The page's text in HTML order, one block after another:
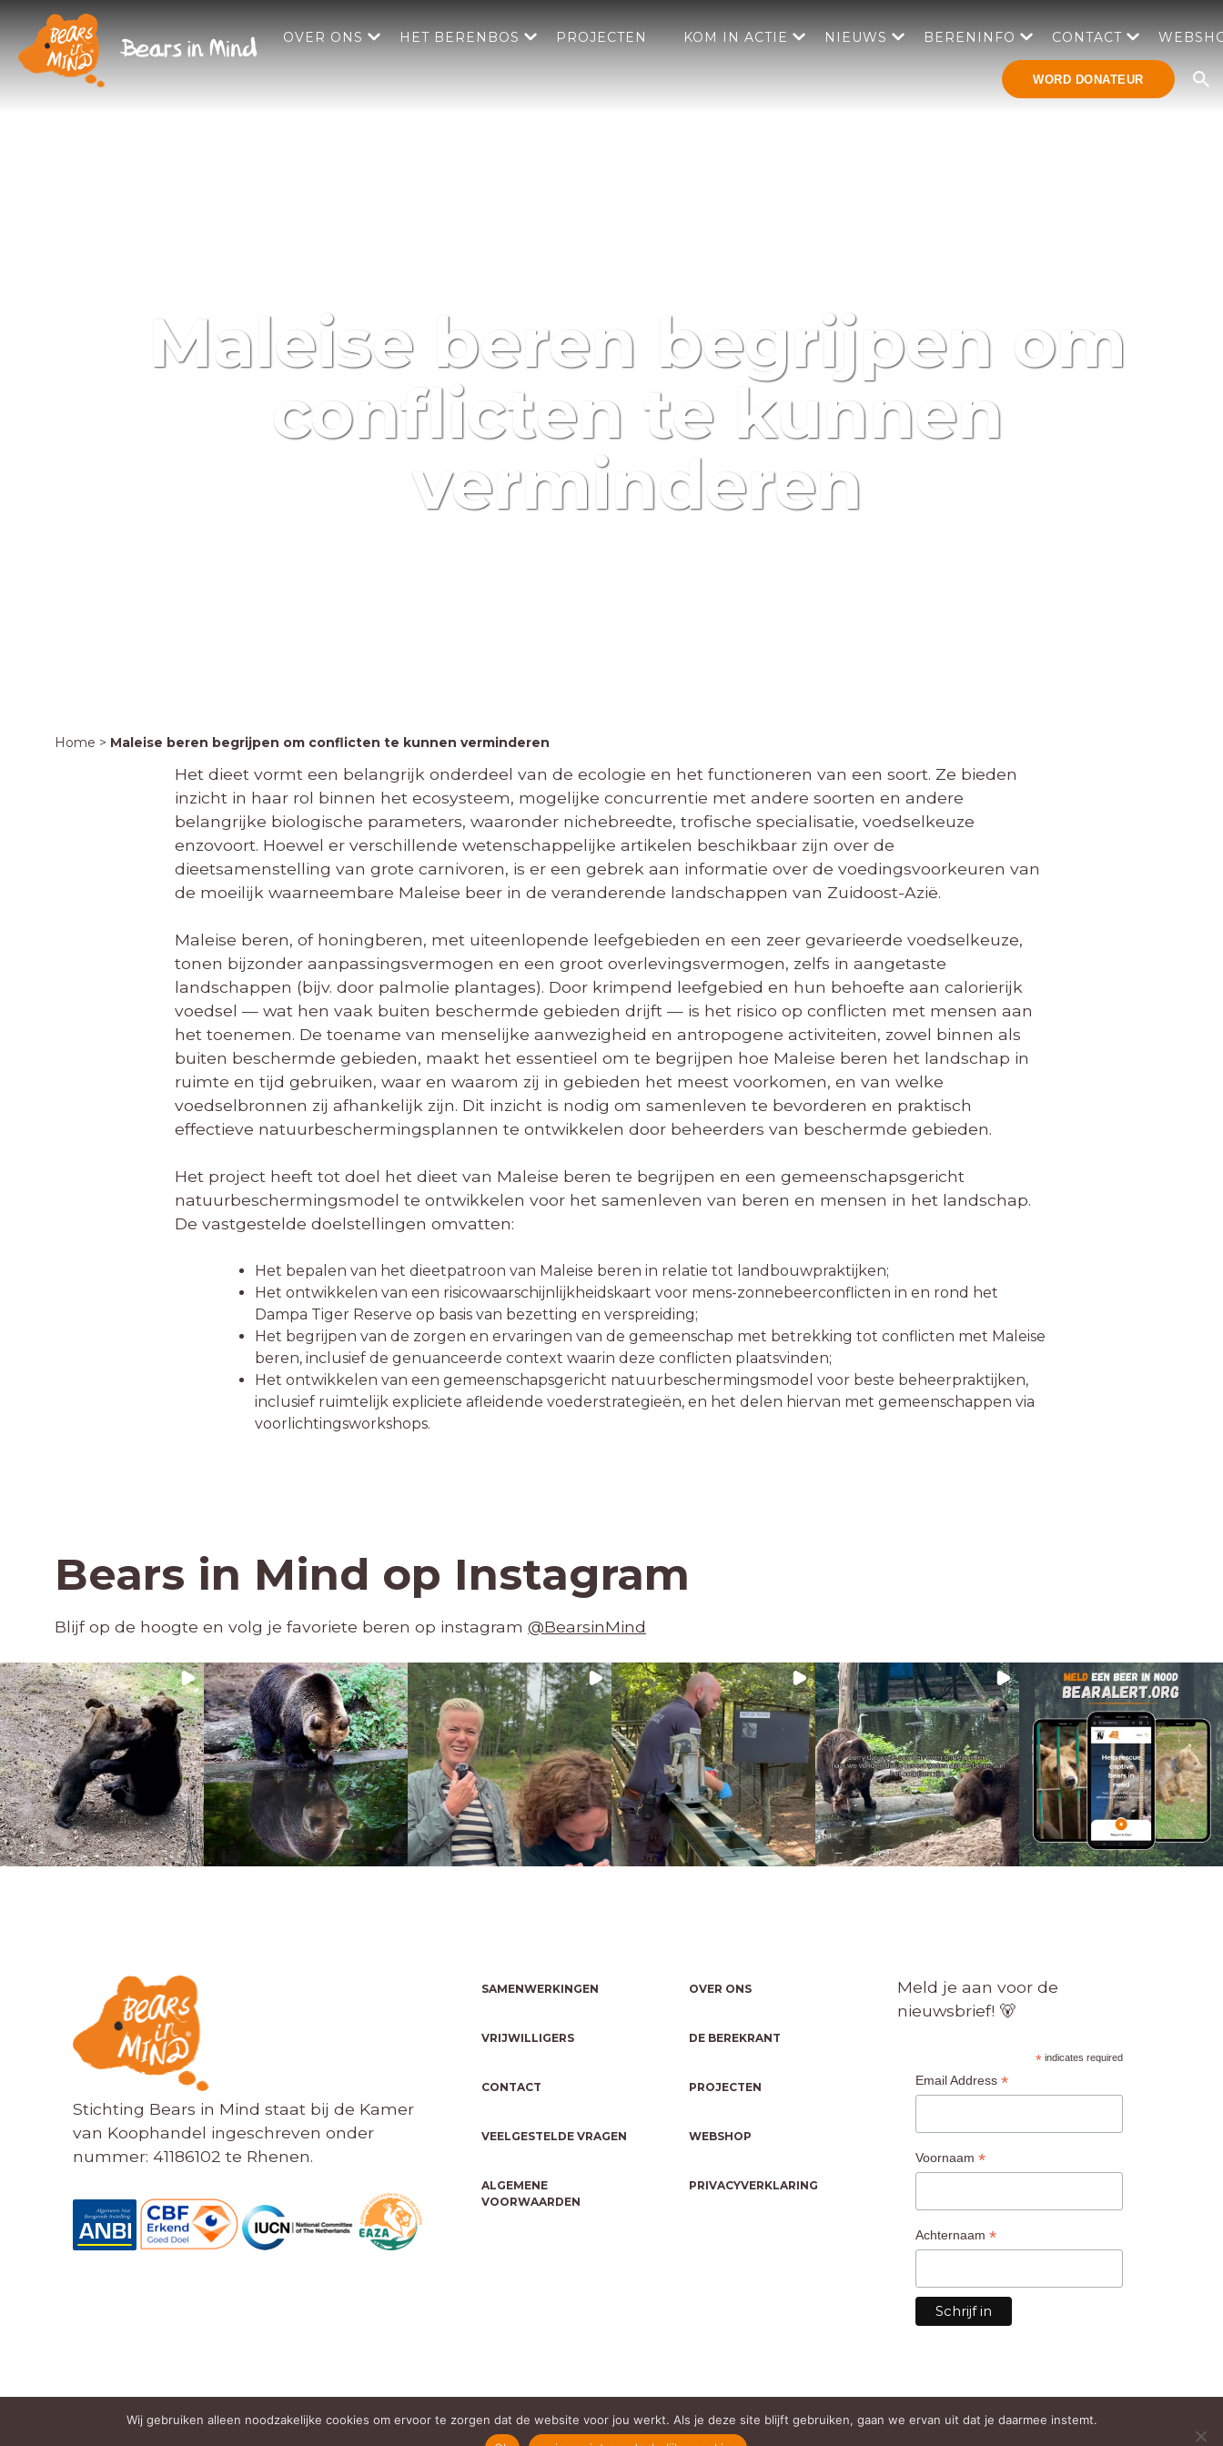
OVER ONS HET BERENBOS PROJECTEN KOM IN ACTIE NIEUWS BERENINFO CONTACT
WORD DONATEUR
Maleise beren begrijpen om
conflicten te kunnen
verminderen
Home > Maleise beren begrijpen om conflicten te kunnen verminderen
Het dieet vormt een belangrijk onderdeel van de ecologie en het functioneren van een soort. Ze bieden
inzicht in haar rol binnen het ecosysteem, mogelijke concurrentie met andere soorten en andere
belangrijke biologische parameters, waaronder nichebreedte, trofische specialisatie, voedselkeuze
enzovoort. Hoewel er verschillende wetenschappelijke artikelen beschikbaar zijn over de
dieetsamenstelling van grote carnivoren, is er een gebrek aan informatie over de voedingsvoorkeuren van
de moeilijk waarneembare Maleise beer in de veranderende landschappen van Zuidoost-Azië.
Maleise beren, of honingberen, met uiteenlopende leefgebieden en een zeer gevarieerde voedselkeuze,
tonen bijzonder aanpassingsvermogen en een groot overlevingsvermogen, zelfs in aangetaste
landschappen (bijv. door palmolie plantages). Door krimpend leefgebied en hun behoefte aan calorierijk
voedsel — wat hen vaak buiten beschermde gebieden drijft — is het risico op conflicten met mensen aan
het toenemen. De toename van menselijke aanwezigheid en antropogene activiteiten, zowel binnen als
buiten beschermde gebieden, maakt het essentieel om te begrijpen hoe Maleise beren het landschap in
ruimte en tijd gebruiken, waar en waarom zij in gebieden het meest voorkomen, en van welke
voedselbronnen zij afhankelijk zijn. Dit inzicht is nodig om samenleven te bevorderen en praktisch
effectieve natuurbeschermingsplannen te ontwikkelen door beheerders van beschermde gebieden.
Het project heeft tot doel het dieet van Maleise beren te begrijpen en een gemeenschapsgericht
natuurbeschermingsmodel te ontwikkelen voor het samenleven van beren en mensen in het landschap.
De vastgestelde doelstellingen omvatten:
Het bepalen van het dieetpatroon van Maleise beren in relatie tot landbouwpraktijken;
Het ontwikkelen van een risicowaarschijnlijkheidskaart voor mens-zonnebeerconflicten in en rond het
Dampa Tiger Reserve op basis van bezetting en verspreiding;
Het begrijpen van de zorgen en ervaringen van de gemeenschap met betrekking tot conflicten met Maleise
beren, inclusief de genuanceerde context waarin deze conflicten plaatsvinden;
Het ontwikkelen van een gemeenschapsgericht natuurbeschermingsmodel voor beste beheerpraktijken,
inclusief ruimtelijk expliciete afleidende voederstrategieën, en het delen hiervan met gemeenschappen via
voorlichtingsworkshops.
Bears in Mind op Instagram
Blijf op de hoogte en volg je favoriete beren op instagram @BearsinMind
Stichting Bears in Mind staat bij de Kamer
van Koophandel ingeschreven onder
nummer: 41186102 te Rhenen.
SAMENWERKINGEN
VRIJWILLIGERS
CONTACT
VEELGESTELDE VRAGEN
ALGEMENE
VOORWAARDEN
OVER ONS
DE BEREKRANT
PROJECTEN
WEBSHOP
PRIVACYVERKLARING
Meld je aan voor de
nieuwsbrief! 🐻
* indicates required
Email Address *
Voornaam *
Achternaam *
Wij gebruiken alleen noodzakelijke cookies om ervoor te zorgen dat de website voor jou werkt. Als je deze site blijft gebruiken, gaan we ervan uit dat je daarmee instemt.